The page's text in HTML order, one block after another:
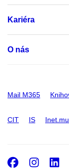
Kariéra
O nás
Mail M365
CIT IS